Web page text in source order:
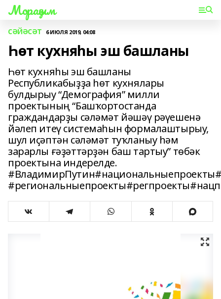
Мораҙым
СӘЙӘСӘТ 6 ИЮЛЯ 2019, 04:08
Һөт кухняһы эш башланы
Һөт кухняһы эш башланы
Республикабыҙҙа һөт кухнялары
булдырыу “Демография” милли
проектының “Башҡортостанда
граждандарҙы сәләмәт йәшәү рәүешенә
йәлеп итеү системаһын формалаштырыу,
шул иҫәптән сәләмәт туҡланыу һәм
зарарлы ғәҙәттәрҙән баш тартыу” төбәк
проектына индерелде.